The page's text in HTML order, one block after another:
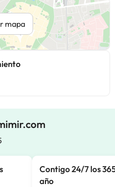
mapa
Contigo 24/7 los
año